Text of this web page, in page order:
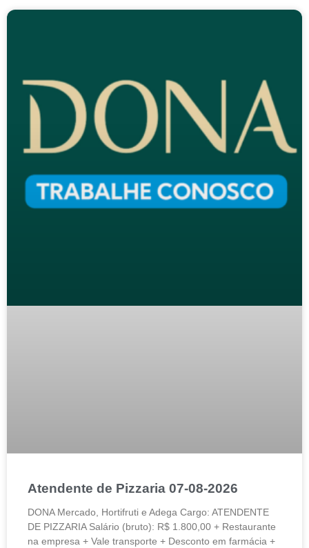
Atendente de Pizzaria 07-08-2026
DONA Mercado, Hortifruti e Adega Cargo: ATENDENTE
DE PIZZARIA Salário (bruto): R$ 1.800,00 + Restaurante
na empresa + Vale transporte + Desconto em farmácia +